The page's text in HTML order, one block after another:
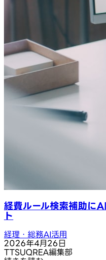
経費ルール検索補助に
ト
経理・総務AI活用
2026年4月26日
TTSUQREA編集部